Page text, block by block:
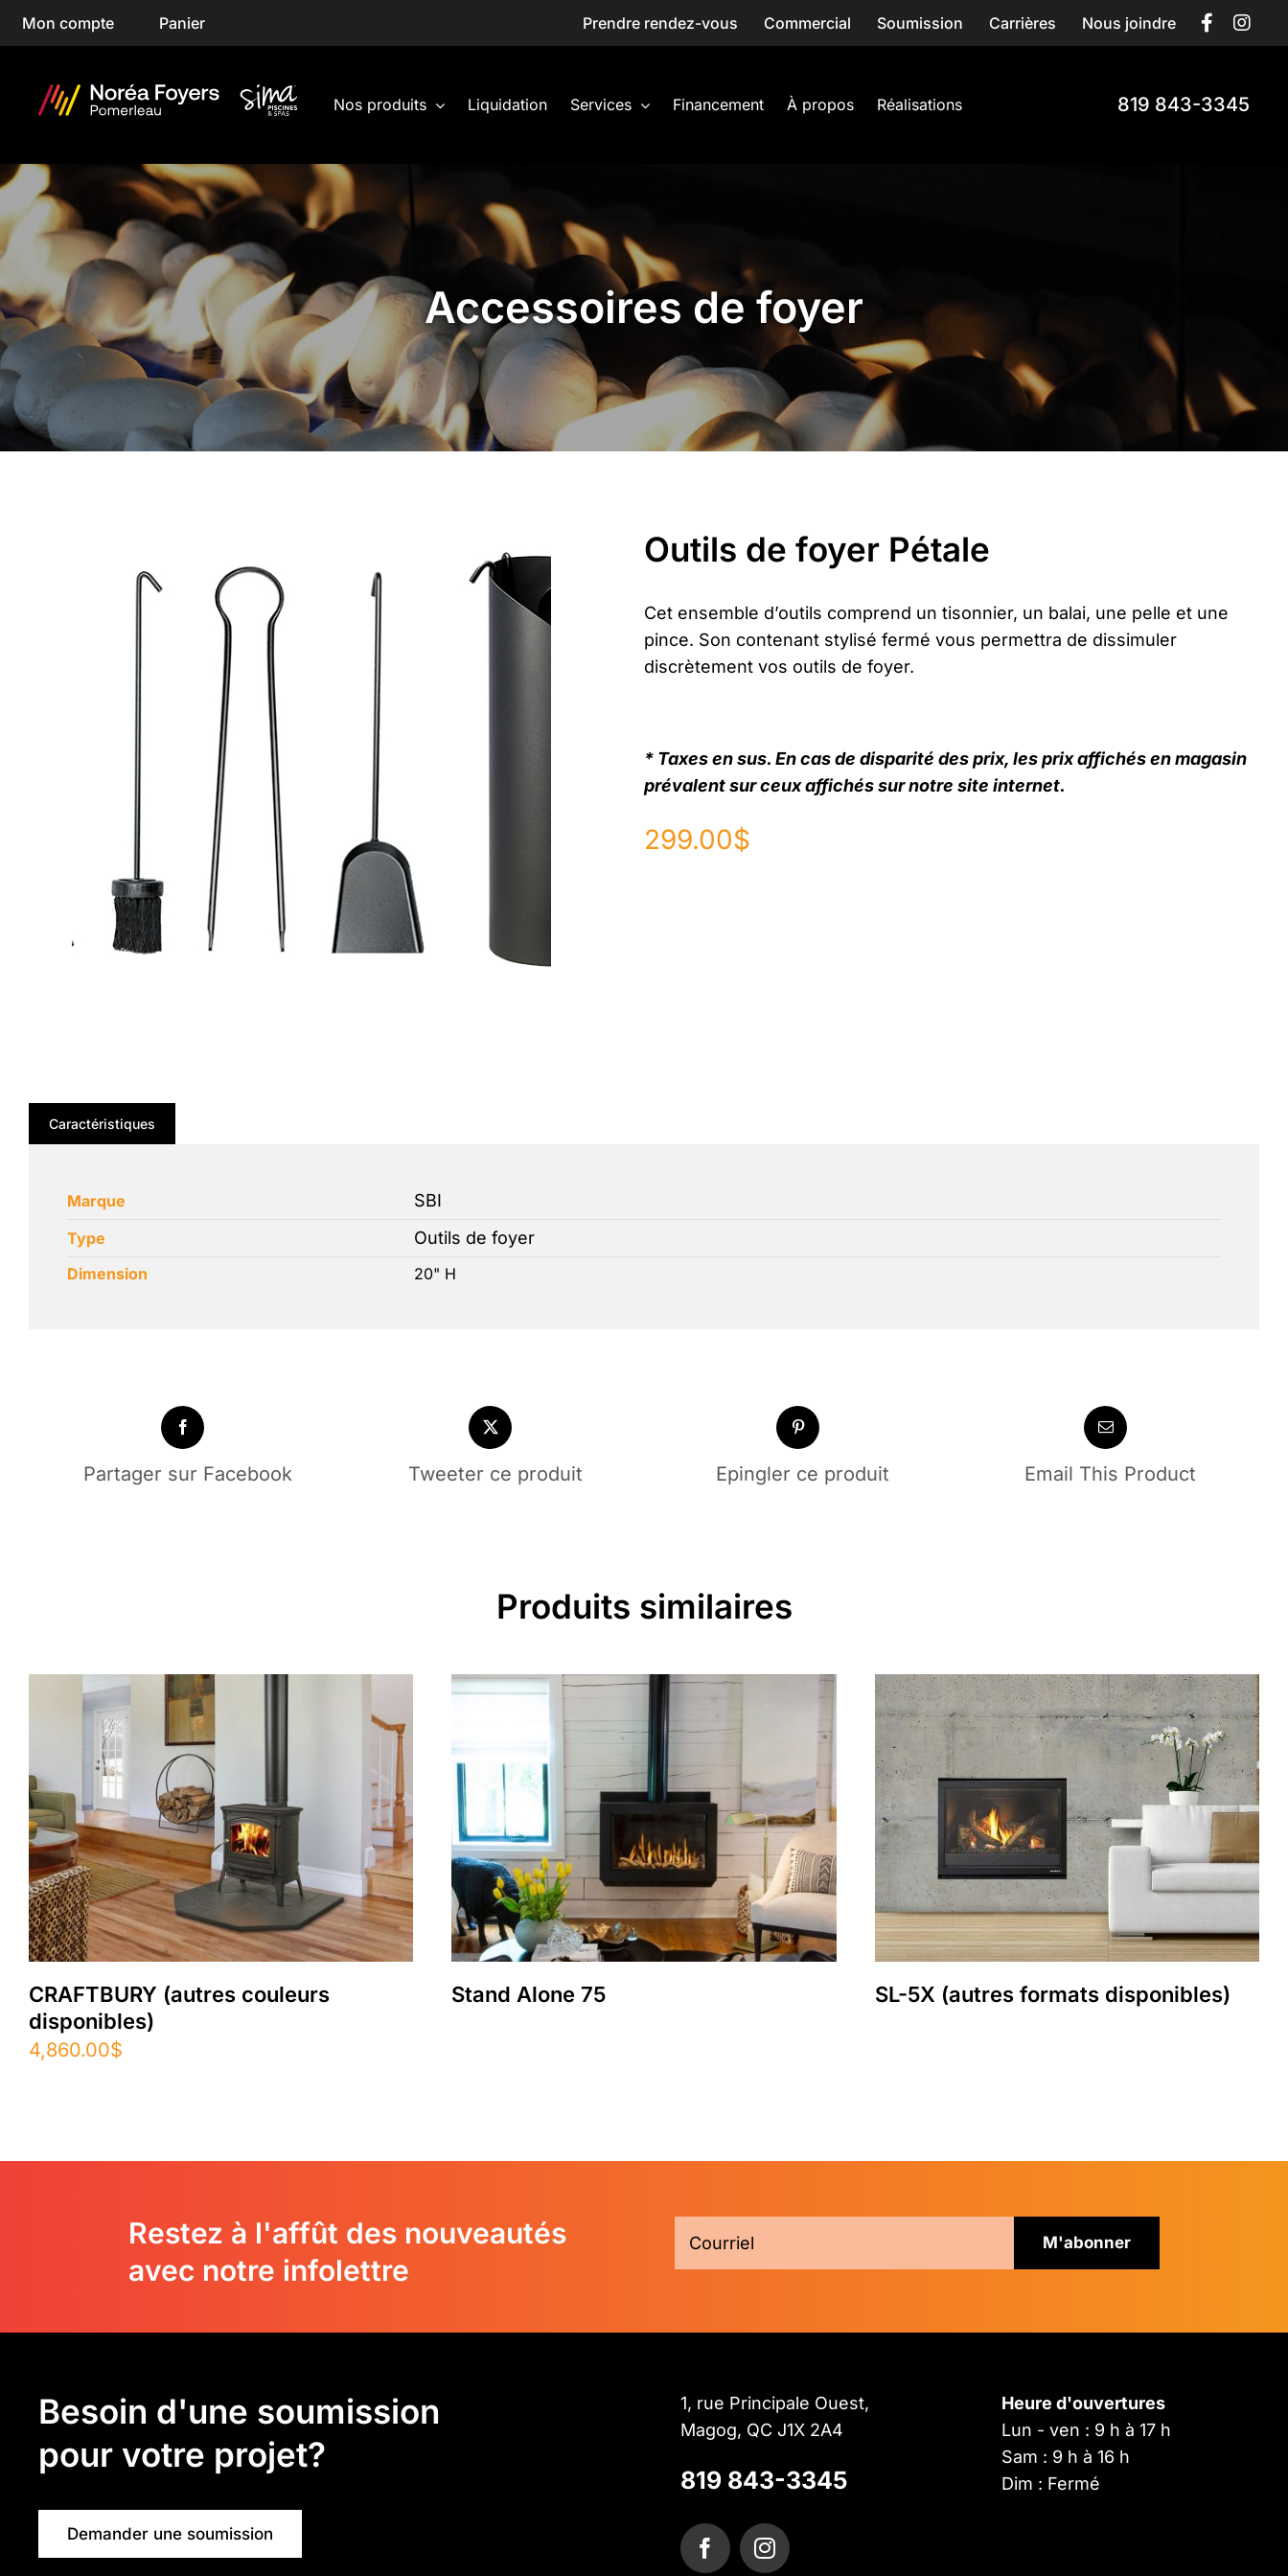
Skip
to
Mon compte Panier Prendre rendez-vous Commercial Soumission Carrières Nous joindre
Nos produits Liquidation Services Financement À propos Réalisations 819 843-3345
Accessoires de foyer
Outils de foyer Pétale
Cet ensemble d’outils comprend un tisonnier, un balai, une pelle et une
pince. Son contenant stylisé fermé vous permettra de dissimuler
discrètement vos outils de foyer.
* Taxes en sus. En cas de disparité des prix, les prix affichés en magasin
prévalent sur ceux affichés sur notre site internet.
299.00$
Caractéristiques
Marque SBI
Type Outils de foyer
Dimension 20" H
Partager sur Facebook Tweeter ce produit Epingler ce produit Email This Product
Produits similaires
CRAFTBURY (autres couleurs
disponibles)
4,860.00$
Stand Alone 75 SL-5X (autres formats disponibles)
Restez à l'affût des nouveautés
avec notre infolettre
Besoin d'une soumission
pour votre projet?
Demander une soumission
1, rue Principale Ouest,
Magog, QC J1X 2A4
819 843-3345
Heure d'ouvertures
Lun - ven : 9 h à 17 h
Sam : 9 h à 16 h
Dim : Fermé